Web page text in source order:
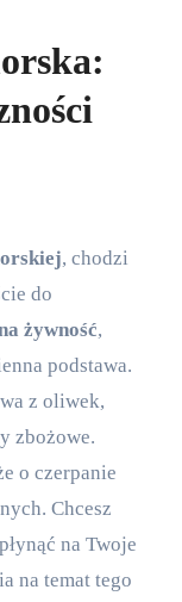
, chodzi
do
żywność,
podstawa.
z oliwek,
zbożowe.
o czerpanie
Chcesz
na Twoje
na temat tego